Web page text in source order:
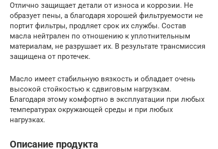
Отлично защищает детали от износа и коррозии. Не
образует пены, а благодаря хорошей фильтруемости не
портит фильтры, продляет срок их службы. Состав
масла нейтрален по отношению к уплотнительным
материалам, не разрушает их. В результате трансмиссия
защищена от протечек.
Масло имеет стабильную вязкость и обладает очень
высокой стойкостью к сдвиговым нагрузкам.
Благодаря этому комфортно в эксплуатации при любых
температурах окружающей среды и при любых
нагрузках.
Описание продукта